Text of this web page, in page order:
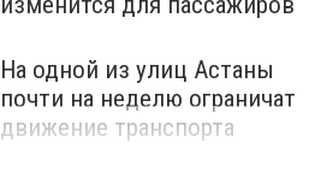
На одной из улиц Астаны
почти на неделю ограничат
движение транспорта